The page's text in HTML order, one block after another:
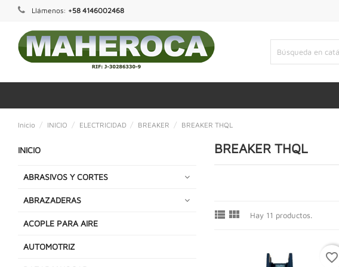
Llámenos: +58 4146002468
Inicio INICIO ELECTRICIDAD BREAKER BREAKER THQL
INICIO
ABRASIVOS Y CORTES
ABRAZADERAS
ACOPLE PARA AIRE
AUTOMOTRIZ
BREAKER THQL
  Hay 11 productos.
favorite_border